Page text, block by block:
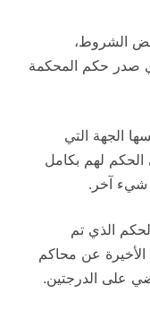
الشروط،
صدر حكم المحكمة
الجهة التي
الحكم لهم بكامل
شيء آخر.
الذي تم
عن محاكم
على الدرجتين.